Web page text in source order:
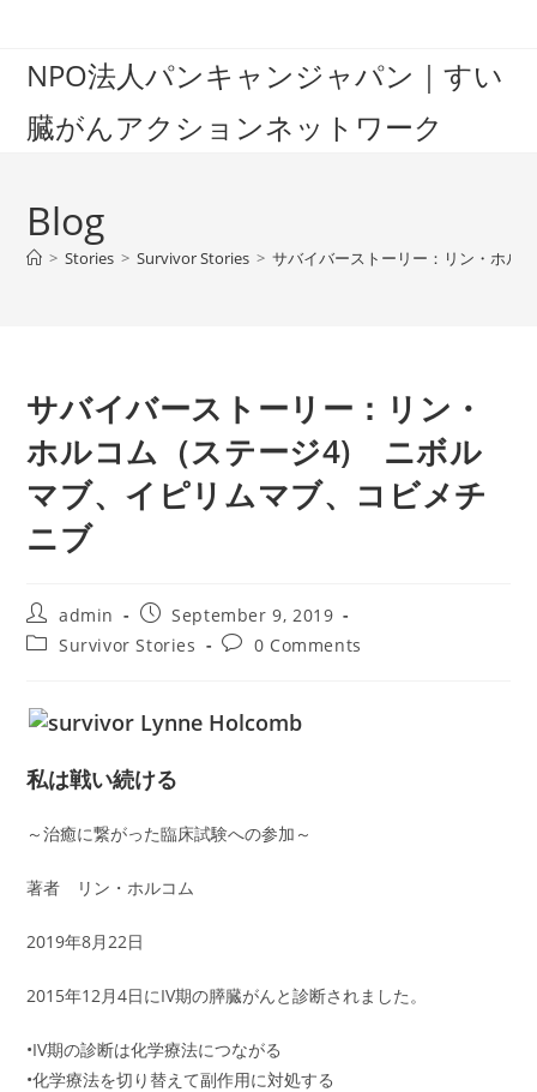
contentNPO法人パンキャンジャパン｜すい
臓がんアクションネットワーク
Blog
> Stories > Survivor Stories > サバイバーストーリー：リン・ホル
サバイバーストーリー：リン・
ホルコム（ステージ4) ニボル
マブ、イピリムマブ、コビメチ
ニブ
Post
author:
admin
Post
published:
September 9, 2019
PostSurvivor Stories
Post0 Comments
私は戦い続ける
～治癒に繋がった臨床試験への参加～
著者 リン・ホルコム
2019年8月22日
2015年12月4日にIV期の膵臓がんと診断されました。
•IV期の診断は化学療法につながる
•化学療法を切り替えて副作用に対処する